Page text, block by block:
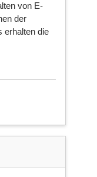
von E-
der
erhalten die